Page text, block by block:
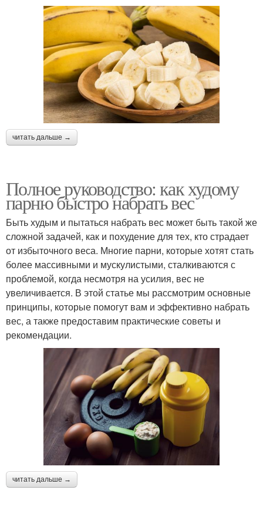
читать дальше →
Полное руководство: как худому
парню быстро набрать вес
Быть худым и пытаться набрать вес может быть такой же
сложной задачей, как и похудение для тех, кто страдает
от избыточного веса. Многие парни, которые хотят стать
более массивными и мускулистыми, сталкиваются с
проблемой, когда несмотря на усилия, вес не
увеличивается. В этой статье мы рассмотрим основные
принципы, которые помогут вам и эффективно набрать
вес, а также предоставим практические советы и
рекомендации.
читать дальше →